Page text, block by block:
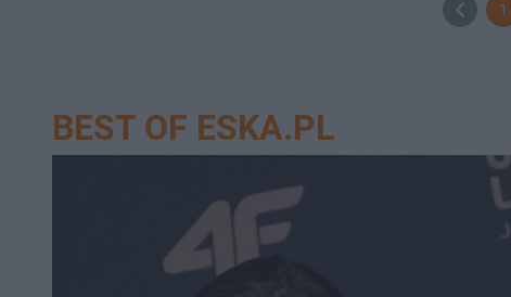
1
BEST OF ESKA.PL